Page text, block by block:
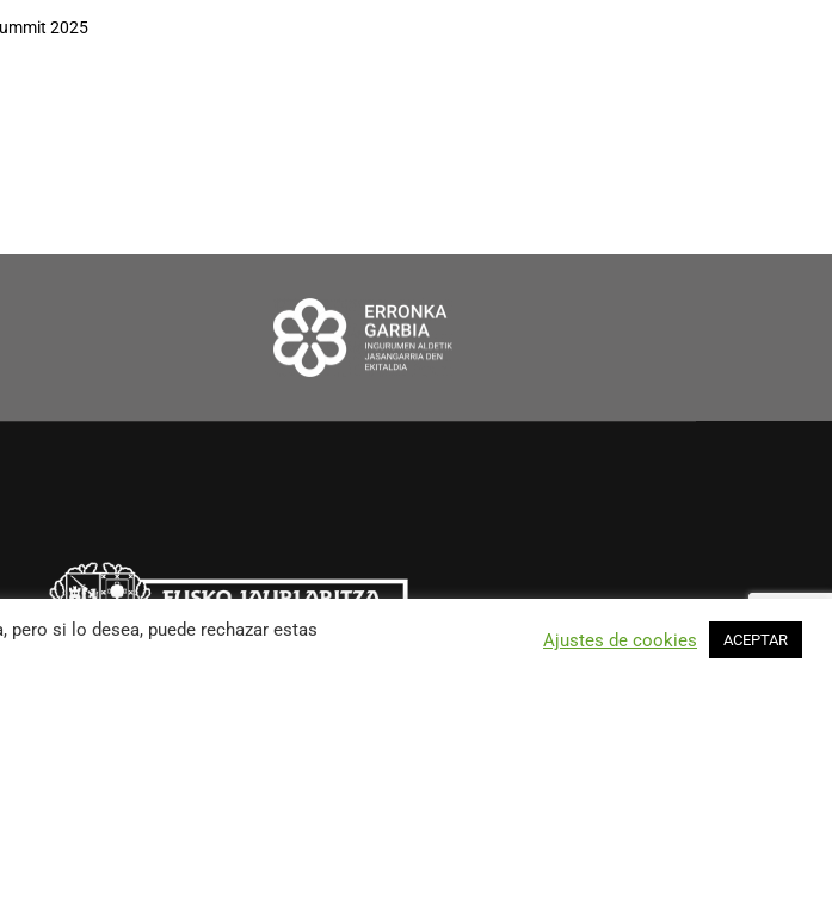
2025
si lo desea, puede rechazar estas
Ajustes de cookies ACEPTAR